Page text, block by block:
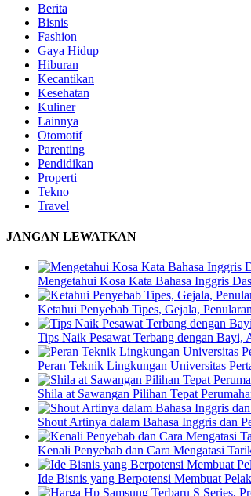
Berita
Bisnis
Fashion
Gaya Hidup
Hiburan
Kecantikan
Kesehatan
Kuliner
Lainnya
Otomotif
Parenting
Pendidikan
Properti
Tekno
Travel
JANGAN LEWATKAN
Mengetahui Kosa Kata Bahasa Inggris
Ketahui Penyebab Tipes, Gejala,
Tips Naik Pesawat Terbang dengan Bayi,
Peran Teknik Lingkungan Universitas
Shila at Sawangan Pilihan Tepat
Shout Artinya dalam Bahasa Inggris dan
Kenali Penyebab dan Cara Mengatasi
Ide Bisnis yang Berpotensi Membuat